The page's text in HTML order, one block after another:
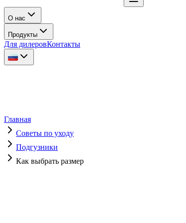
О нас
Продукты
Для дилеровКонтакты
Главная
Советы по уходу
Подгузники
Как выбрать размер